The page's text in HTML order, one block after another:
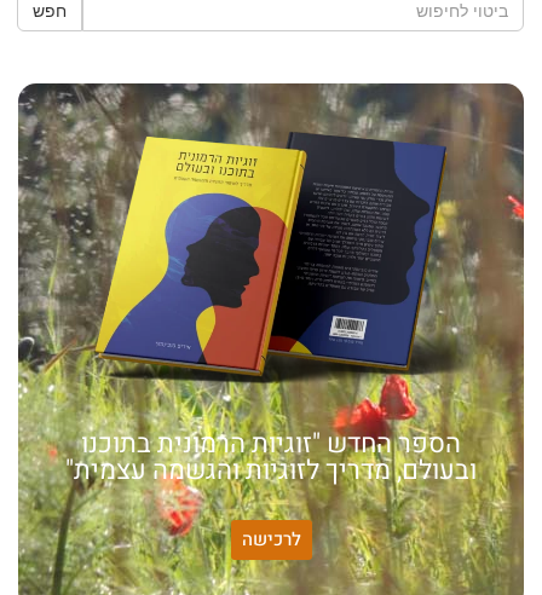
חפש
הספר החדש "זוגיות הרמונית בתוכנו
ובעולם, מדריך לזוגיות והגשמה עצמית"
לרכישה